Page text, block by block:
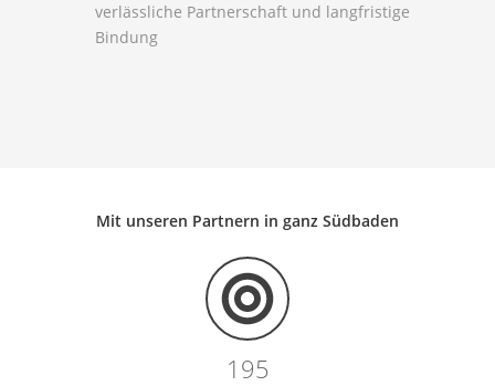
verlässliche Partnerschaft und langfristige
Bindung
Mit unseren Partnern in ganz Südbaden
195